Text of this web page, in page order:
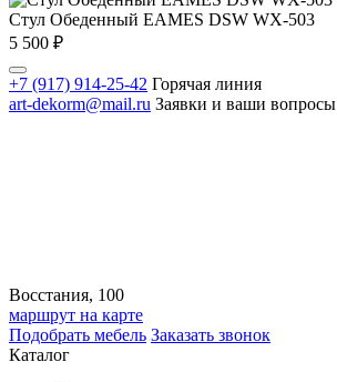
Стул Обеденный EAMES DSW WX-503
5 500 ₽
+7 (917) 914-25-42 Горячая линия
art-dekorm@mail.ru Заявки и ваши вопросы
Восстания, 100
маршрут на карте
Подобрать мебель Заказать звонок
Каталог